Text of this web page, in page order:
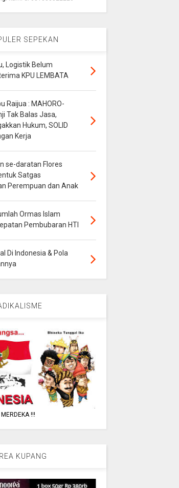
SEPEKAN
Logistik Belum
KPU LEMBATA
Raijua : MAHORO-
Tak Balas Jasa,
Hukum, SOLID
Kerja
se-daratan Flores
Satgas
Perempuan dan Anak
Ormas Islam
Pembubaran HTI
Di Indonesia & Pola
!!!
KUPANG